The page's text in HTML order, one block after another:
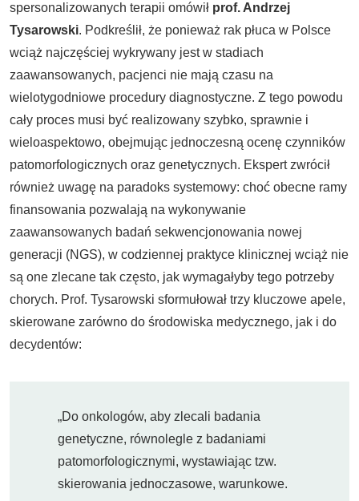
spersonalizowanych terapii omówił prof. Andrzej
Tysarowski. Podkreślił, że ponieważ rak płuca w Polsce
wciąż najczęściej wykrywany jest w stadiach
zaawansowanych, pacjenci nie mają czasu na
wielotygodniowe procedury diagnostyczne. Z tego powodu
cały proces musi być realizowany szybko, sprawnie i
wieloaspektowo, obejmując jednoczesną ocenę czynników
patomorfologicznych oraz genetycznych. Ekspert zwrócił
również uwagę na paradoks systemowy: choć obecne ramy
finansowania pozwalają na wykonywanie
zaawansowanych badań sekwencjonowania nowej
generacji (NGS), w codziennej praktyce klinicznej wciąż nie
są one zlecane tak często, jak wymagałyby tego potrzeby
chorych. Prof. Tysarowski sformułował trzy kluczowe apele,
skierowane zarówno do środowiska medycznego, jak i do
decydentów:
„Do onkologów, aby zlecali badania
genetyczne, równolegle z badaniami
patomorfologicznymi, wystawiając tzw.
skierowania jednoczasowe, warunkowe.